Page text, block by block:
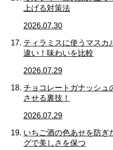
上げる対策法
2026.07.30
ティラミスに使うマスカ
違い！味わいを比較
2026.07.29
チョコレートガナッシュ
させる裏技！
2026.07.29
いちご酒の色あせを防ぎ
グで美しさを保つ